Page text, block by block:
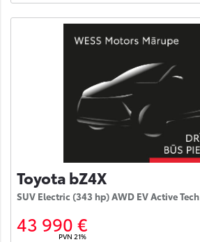
Toyota bZ4X
SUV Electric (343 hp) AWD EV Active Tech
43 990 €
PVN 21%